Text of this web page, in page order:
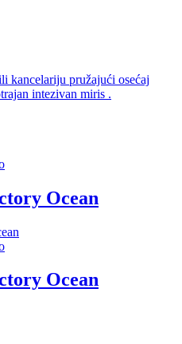
kancelariju pružajući osećaj
intezivan miris .
Ocean
Ocean